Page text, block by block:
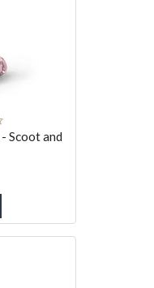
Scoot and